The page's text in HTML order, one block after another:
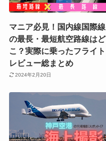
マニア必見！国内線国際線
の最長・最短航空路線はど
こ？実際に乗ったフライト
レビュー総まとめ
2024年2月20日